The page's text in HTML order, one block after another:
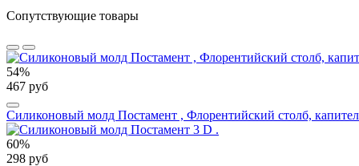
Сопутствующие товары
54%
467 руб
Силиконовый молд Постамент , Флорентийский столб,
60%
298 руб